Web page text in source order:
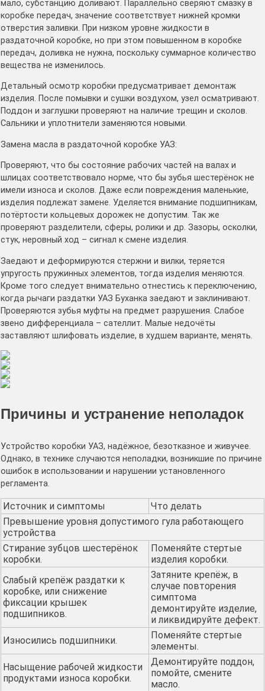
мало, субстанцию доливают. Параллельно сверяют смазку в
коробке передач, значение соответствует нижней кромки
отверстия заливки. При низком уровне жидкости в
раздаточной коробке, но при этом повышенном в коробке
передач, доливка не нужна, поскольку суммарное количество
вещества не изменилось.
Детальный осмотр коробки предусматривает демонтаж
изделия. После помывки и сушки воздухом, узел осматривают.
Поддон и заглушки проверяют на наличие трещин и сколов.
Сальники и уплотнители заменяются новыми.
Замена масла в раздаточной коробке УАЗ:
Проверяют, что бы состояние рабочих частей на валах и
шлицах соответствовало норме, что бы зубья шестерёнок не
имели износа и сколов. Даже если повреждения маленькие,
изделия подлежат замене. Уделяется внимание подшипникам,
потёртости кольцевых дорожек не допустим. Так же
проверяют разделители, сферы, ролики и др. Зазоры, осколки,
стук, неровный ход – сигнал к смене изделия.
Заедают и деформируются стержни и вилки, теряется
упругость пружинных элементов, тогда изделия меняются.
Кроме того следует внимательно отнестись к переключению,
когда рычаги раздатки УАЗ Буханка заедают и заклинивают.
Проверяются зубья муфты на предмет разрушения. Слабое
звено дифференциала – сателлит. Малые недочёты
заставляют шлифовать изделие, в худшем варианте, менять.
Причины и устранение неполадок
Устройство коробки УАЗ, надёжное, безотказное и живучее.
Однако, в технике случаются неполадки, возникшие по причине
ошибок в использовании и нарушении установленного
регламента.
Источник и симптомы
Что делать
Превышение уровня допустимого гула работающего
устройства
Стирание зубцов шестерёнок
коробки.
Поменяйте стертые
изделия коробки.
Слабый крепёж раздатки к
коробке, или снижение
фиксации крышек
подшипников.
Затяните крепёж, в
случае повторения
симптома
демонтируйте изделие,
и ликвидируйте дефект.
Износились подшипники.
Поменяйте стертые
элементы.
Насыщение рабочей жидкости
продуктами износа коробки.
Демонтируйте поддон,
помойте, смените
масло.